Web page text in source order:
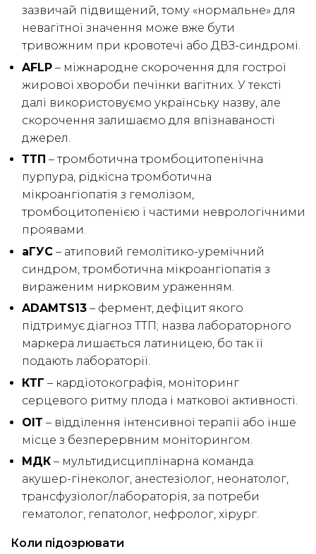
зазвичай підвищений, тому «нормальне» для
невагітної значення може вже бути
тривожним при кровотечі або ДВЗ-синдромі.
AFLP – міжнародне скорочення для гострої
жирової хвороби печінки вагітних. У тексті
далі використовуємо українську назву, але
скорочення залишаємо для впізнаваності
джерел.
ТТП – тромботична тромбоцитопенічна
пурпура, рідкісна тромботична
мікроангіопатія з гемолізом,
тромбоцитопенією і частими неврологічними
проявами.
аГУС – атиповий гемолітико-уремічний
синдром, тромботична мікроангіопатія з
вираженим нирковим ураженням.
ADAMTS13 – фермент, дефіцит якого
підтримує діагноз ТТП; назва лабораторного
маркера лишається латиницею, бо так її
подають лабораторії.
КТГ – кардіотокографія, моніторинг
серцевого ритму плода і маткової активності.
ОІТ – відділення інтенсивної терапії або інше
місце з безперервним моніторингом.
МДК – мультидисциплінарна команда:
акушер-гінеколог, анестезіолог, неонатолог,
трансфузіолог/лабораторія, за потреби
гематолог, гепатолог, нефролог, хірург.
Коли підозрювати